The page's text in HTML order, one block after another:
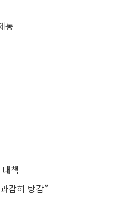
동
책
감히 탕감”